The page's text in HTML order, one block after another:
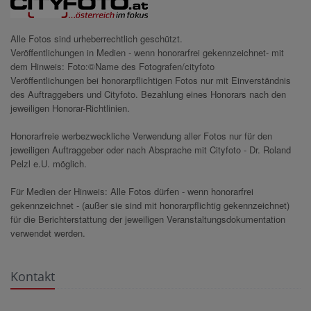
Alle Fotos sind urheberrechtlich geschützt.
Veröffentlichungen in Medien - wenn honorarfrei gekennzeichnet- mit
dem Hinweis: Foto:©Name des Fotografen/cityfoto
Veröffentlichungen bei honorarpflichtigen Fotos nur mit Einverständnis
des Auftraggebers und Cityfoto. Bezahlung eines Honorars nach den
jeweiligen Honorar-Richtlinien.
Honorarfreie werbezweckliche Verwendung aller Fotos nur für den
jeweiligen Auftraggeber oder nach Absprache mit Cityfoto - Dr. Roland
Pelzl e.U. möglich.
Für Medien der Hinweis: Alle Fotos dürfen - wenn honorarfrei
gekennzeichnet - (außer sie sind mit honorarpflichtig gekennzeichnet)
für die Berichterstattung der jeweiligen Veranstaltungsdokumentation
verwendet werden.
Kontakt